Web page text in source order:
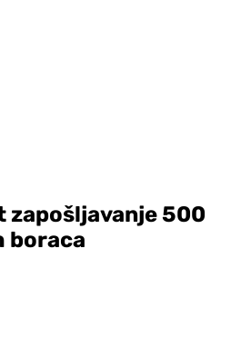
zapošljavanje 500
boraca